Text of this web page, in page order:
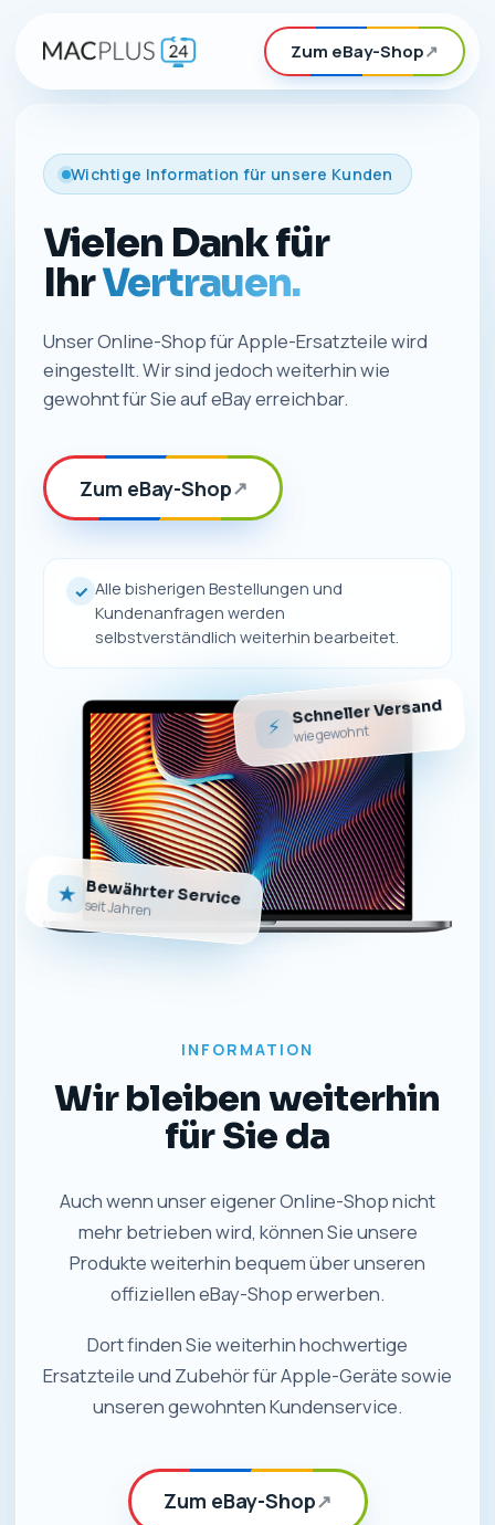
Zum eBay-Shop↗
Wichtige Information für unsere Kunden
Vielen Dank für
IhrVertrauen.
Unser Online-Shop für Apple-Ersatzteile wird
eingestellt. Wir sind jedoch weiterhin wie
gewohnt für Sie auf eBay erreichbar.
Zum eBay-Shop↗
✓ Alle bisherigen Bestellungen und
Kundenanfragen werden
selbstverständlich weiterhin bearbeitet.
⚡ Schneller Versand
wie gewohnt
★ Bewährter Service
seit Jahren
INFORMATION
Wir bleiben weiterhin
für Sie da
Auch wenn unser eigener Online-Shop nicht
mehr betrieben wird, können Sie unsere
Produkte weiterhin bequem über unseren
offiziellen eBay-Shop erwerben.
Dort finden Sie weiterhin hochwertige
Ersatzteile und Zubehör für Apple-Geräte sowie
unseren gewohnten Kundenservice.
Zum eBay-Shop↗